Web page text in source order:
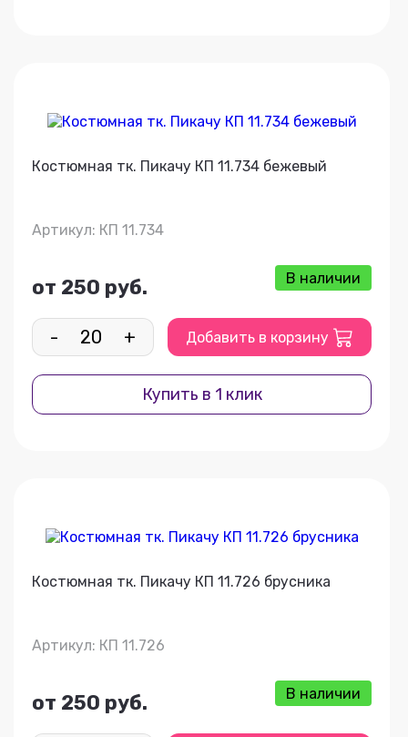
Костюмная тк. Пикачу КП 11.734 бежевый
Артикул: КП 11.734
от 250 руб. В наличии
- + Добавить в корзину
Купить в 1 клик
Костюмная тк. Пикачу КП 11.726 брусника
Артикул: КП 11.726
от 250 руб. В наличии